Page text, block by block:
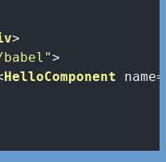
>
>
HelloComponent name=